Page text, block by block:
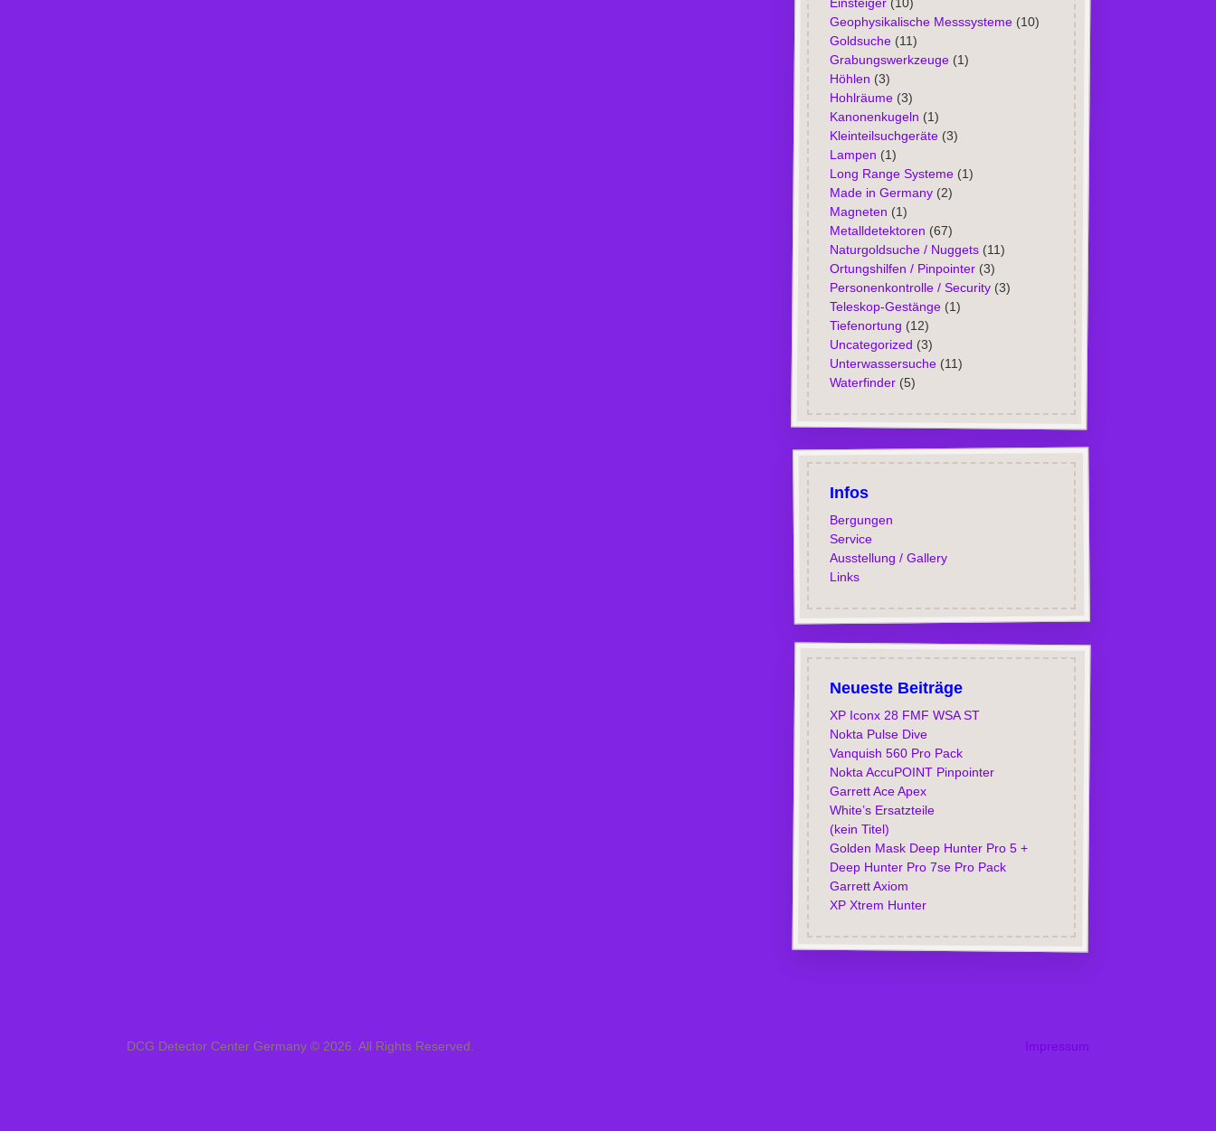
Geophysikalische Messsysteme(10)
Goldsuche(11)
Grabungswerkzeuge(1)
Höhlen (3)
Hohlräume(3)
Kanonenkugeln (1)
Kleinteilsuchgeräte(3)
Lampen (1)
Long Range Systeme(1)
Made in Germany(2)
Magneten (1)
Metalldetektoren (67)
Naturgoldsuche / Nuggets(11)
Ortungshilfen / Pinpointer(3)
Personenkontrolle / Security(3)
Teleskop-Gestänge(1)
Tiefenortung (12)
Uncategorized (3)
Unterwassersuche(11)
Waterfinder(5)
Infos
Bergungen
Service
Ausstellung / Gallery
Links
Neueste Beiträge
XP Iconx 28 FMF WSA ST
Nokta Pulse Dive
Vanquish 560 Pro Pack
Nokta AccuPOINT Pinpointer
Garrett Ace Apex
White’s Ersatzteile
(kein Titel)
Golden Mask Deep Hunter Pro 5 +
Deep Hunter Pro 7se Pro Pack
Garrett Axiom
XP Xtrem Hunter
DCG Detector Center Germany © 2026. All Rights Reserved. Impressum